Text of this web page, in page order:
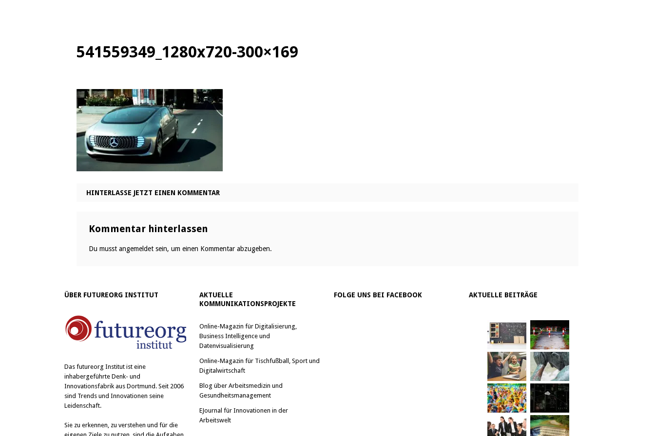
541559349_1280x720-300×169
HINTERLASSE JETZT EINEN KOMMENTAR
Kommentar hinterlassen
Du musst angemeldet sein, um einen Kommentar abzugeben.
ÜBER FUTUREORG INSTITUT
Das futureorg Institut ist eine
inhabergeführte Denk- und
Innovationsfabrik aus Dortmund. Seit 2006
sind Trends und Innovationen seine
Leidenschaft.
Sie zu erkennen, zu verstehen und für die
AKTUELLE
KOMMUNIKATIONSPROJEKTE
Online-Magazin für Digitalisierung,
Business Intelligence und
Datenvisualisierung
Online-Magazin für Tischfußball, Sport und
Digitalwirtschaft
Blog über Arbeitsmedizin und
Gesundheitsmanagement
EJournal für Innovationen in der
Arbeitswelt
FOLGE UNS BEI FACEBOOK AKTUELLE BEITRÄGE